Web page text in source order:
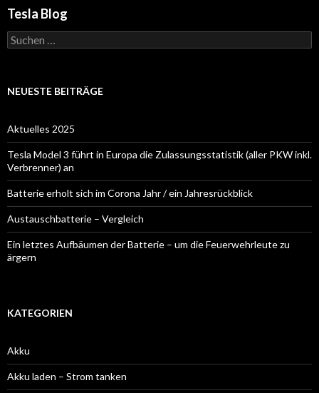
Tesla Blog
Suchen
nach:
NEUESTE BEITRÄGE
Aktuelles 2025
Tesla Model 3 führt in Europa die Zulassungsstatistik (aller PKW inkl.
Verbrenner) an
Batterie erholt sich im Corona Jahr / ein Jahresrückblick
Austauschbatterie – Vergleich
Ein letztes Aufbäumen der Batterie – um die Feuerwehrleute zu
ärgern
KATEGORIEN
Akku
Akku laden – Strom tanken